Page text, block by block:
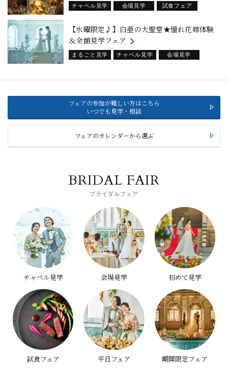
チャペル見学 会場見学
試食フェア
【水曜限定♪】白亜の大聖堂★憧れ花嫁体験
＆全館見学フェア
まるごと見学 チャペル見学
会場見学
フェアの参加が難しい方はこちら
いつでも見学・相談
フェアのカレンダーから選ぶ
BRIDAL FAIR
ブライダルフェア
チャペル見学 会場見学 初めて見学
試食フェア 平日フェア 期間限定フェア